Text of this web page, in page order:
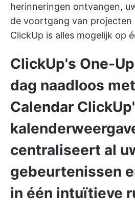
herinneringen ontvangen,
de voortgang van projecten
ClickUp is alles mogelijk op
ClickUp's One-
dag naadloos
Calendar
centraliseert al
gebeurtenissen
in één intuïtieve